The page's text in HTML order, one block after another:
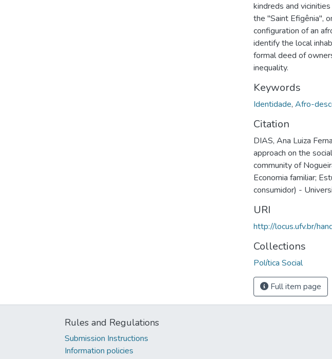
kindreds and
the "Saint Efigênia",
configuration of an
identify the local
formal deed of
inequality.
Keywords
Identidade, Afro-
Citation
DIAS, Ana Luiza
approach on the
community of
Economia familiar;
consumidor) -
URI
http://locus.ufv.br/
Collections
Política Social
Full item page
Rules and Regulations
Submission Instructions
Information policies